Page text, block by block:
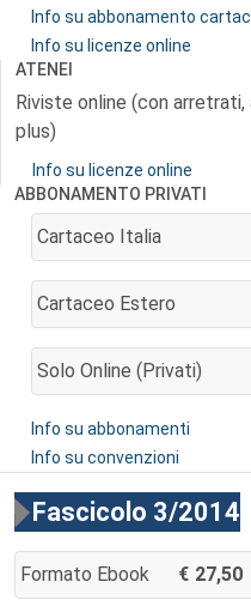
Info su abbonamento
Info su licenze online
ATENEI
Riviste online (con
plus)
Info su licenze online
ABBONAMENTO PRIVATI
Cartaceo Italia
AGGIUNGI AL CARRELLO
Cartaceo Estero
AGGIUNGI AL CARRELLO
Solo Online (privati)
AGGIUNGI AL CARRELLO
Info su abbonamenti
Info su convenzioni
Fascicolo 3/2014
Formato Ebook 27,50
AGGIUNGI AL CARRELLO